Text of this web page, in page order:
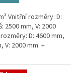
Vnitřní rozměry: D:
2500 mm, V: 2000
D: 4600 mm,
V: 2000 mm. +